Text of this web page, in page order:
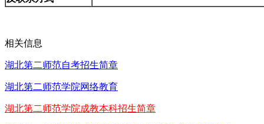
相关信息
湖北第二师范自考招生简章
湖北第二师范学院网络教育
湖北第二师范学院成教本科招生简章